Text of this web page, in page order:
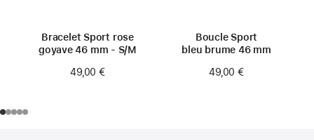
Bracelet Sport rose
goyave 46 mm - S/M
49,00 €
Boucle Sport
bleu brume 46 mm
49,00 €